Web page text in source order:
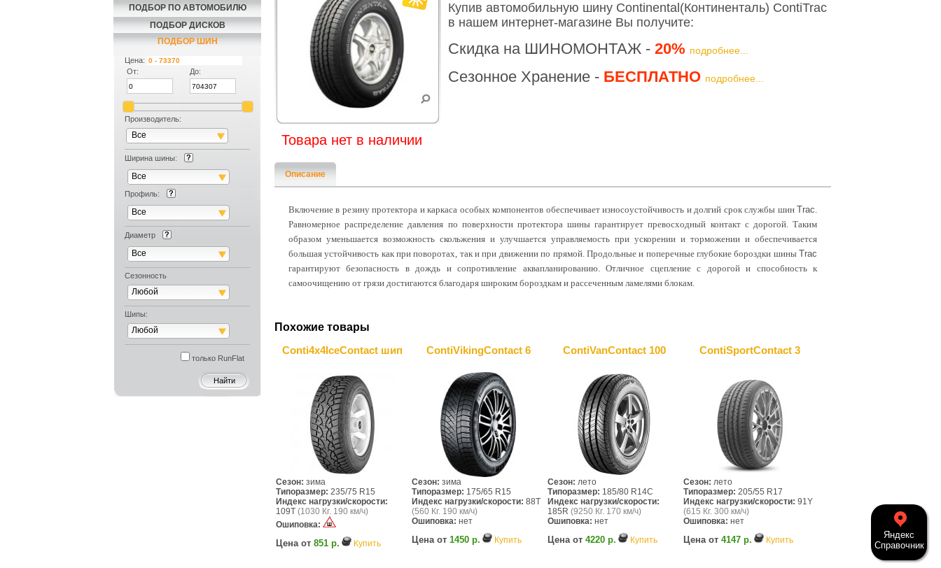
ПОДБОР ПО АВТОМОБИЛЮ
ПОДБОР ДИСКОВ
ПОДБОР ШИН
Цена:
От:
До:
Производитель:
Все
Ширина шины:
Все
Профиль:
Все
Диаметр
Все
Сезонность
Любой
Шипы:
Любой
только RunFlat
Купив автомобильную шину Continental(Континенталь) ContiTrac
в нашем интернет-магазине Вы получите:
Скидка на ШИНОМОНТАЖ - 20% подробнее...
Сезонное Хранение - БЕСПЛАТНО подробнее...
Товара нет в наличии
Описание
Включение в резину протектора и каркаса особых компонентов обеспечивает износоустойчивость и долгий срок службы шин Trac.
Равномерное распределение давления по поверхности протектора шины гарантирует превосходный контакт с дорогой. Таким
образом уменьшается возможность скольжения и улучшается управляемость при ускорении и торможении и обеспечивается
большая устойчивость как при поворотах, так и при движении по прямой. Продольные и поперечные глубокие бороздки шины Trac
гарантируют безопасность в дождь и сопротивление аквапланированию. Отличное сцепление с дорогой и способность к
самоочищению от грязи достигаются благодаря широким бороздкам и рассеченным ламелями блокам.
Похожие товары
Conti4x4IceContact шип
Сезон: зима
Типоразмер: 235/75 R15
Индекс нагрузки/скорости:
109T (1030 Кг. 190 км/ч)
Ошиповка:
Цена от 851 р. Купить
ContiVikingContact 6
Сезон: зима
Типоразмер: 175/65 R15
Индекс нагрузки/скорости: 88T
(560 Кг. 190 км/ч)
Ошиповка: нет
Цена от 1450 р. Купить
ContiVanContact 100
Сезон: лето
Типоразмер: 185/80 R14C
Индекс нагрузки/скорости:
185R (9250 Кг. 170 км/ч)
Ошиповка: нет
Цена от 4220 р. Купить
ContiSportContact 3
Сезон: лето
Типоразмер: 205/55 R17
Индекс нагрузки/скорости: 91Y
(615 Кг. 300 км/ч)
Ошиповка: нет
Цена от 4147 р. Купить
Яндекс
Справочник